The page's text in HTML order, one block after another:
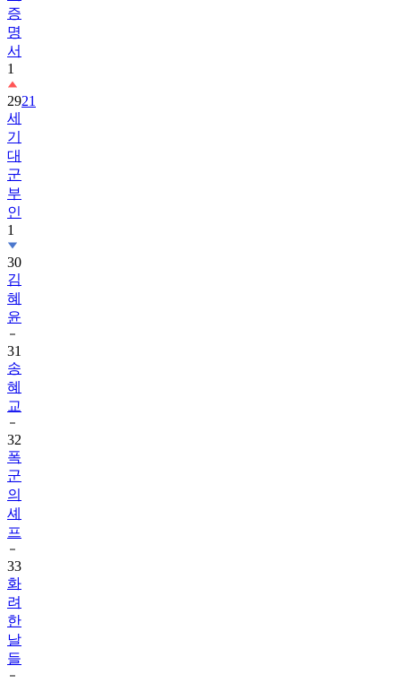
증
명
서
1
2921
세
기
대
군
부
인
1
30
김
혜
윤
31
송
혜
교
32
폭
군
의
셰
프
33
화
려
한
날
들